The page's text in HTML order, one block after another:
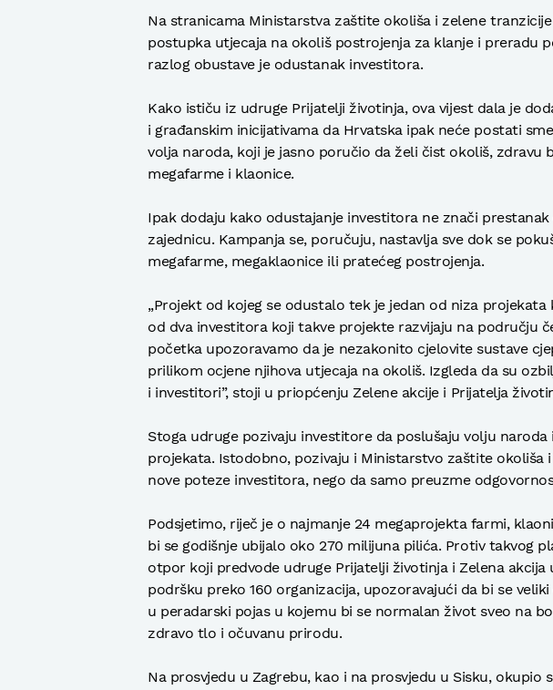
Na stranicama Ministarstva zaštite okoliša i zelene
postupka utjecaja na okoliš postrojenja za klanje i preradu
razlog obustave je odustanak investitora.
Kako ističu iz udruge Prijatelji životinja, ova vijest dala je
i građanskim inicijativama da Hrvatska ipak neće postati
volja naroda, koji je jasno poručio da želi čist okoliš, zdravu
megafarme i klaonice.
Ipak dodaju kako odustajanje investitora ne znači
zajednicu. Kampanja se, poručuju, nastavlja sve dok se
megafarme, megaklaonice ili pratećeg postrojenja.
„Projekt od kojeg se odustalo tek je jedan od niza projekata
od dva investitora koji takve projekte razvijaju na području
početka upozoravamo da je nezakonito cjelovite sustave
prilikom ocjene njihova utjecaja na okoliš. Izgleda da su
i investitori”, stoji u priopćenju Zelene akcije i Prijatelja
Stoga udruge pozivaju investitore da poslušaju volju
projekata. Istodobno, pozivaju i Ministarstvo zaštite okoliša
nove poteze investitora, nego da samo preuzme
Podsjetimo, riječ je o najmanje 24 megaprojekta farmi,
bi se godišnje ubijalo oko 270 milijuna pilića. Protiv takvog
otpor koji predvode udruge Prijatelji životinja i Zelena akcija
podršku preko 160 organizacija, upozoravajući da bi se
u peradarski pojas u kojemu bi se normalan život sveo na
zdravo tlo i očuvanu prirodu.
Na prosvjedu u Zagrebu, kao i na prosvjedu u Sisku, okupio